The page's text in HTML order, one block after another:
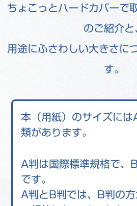
ちょこっとハードカバーで
のご紹介と
用途にふさわしい大きさに
す。
本（用紙）のサイズに
類があります。
A判は国際標準規格で、
です。
A判とB判では、B判の